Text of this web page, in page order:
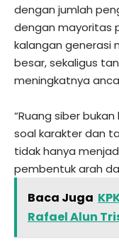
dengan jumlah
dengan mayoritas
kalangan generasi
besar, sekaligus
meningkatnya
“Ruang siber
soal karakter dan
tidak hanya
pembentuk arah
Baca Juga
Rafael Alun